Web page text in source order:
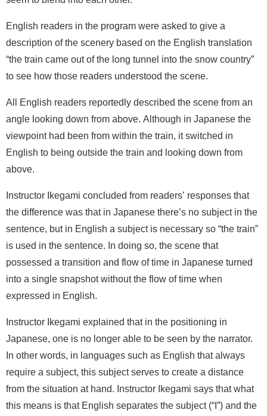
English readers in the program were asked to give a
description of the scenery based on the English translation
“the train came out of the long tunnel into the snow country”
to see how those readers understood the scene.
All English readers reportedly described the scene from an
angle looking down from above. Although in Japanese the
viewpoint had been from within the train, it switched in
English to being outside the train and looking down from
above.
Instructor Ikegami concluded from readers’ responses that
the difference was that in Japanese there’s no subject in the
sentence, but in English a subject is necessary so “the train”
is used in the sentence. In doing so, the scene that
possessed a transition and flow of time in Japanese turned
into a single snapshot without the flow of time when
expressed in English.
Instructor Ikegami explained that in the positioning in
Japanese, one is no longer able to be seen by the narrator.
In other words, in languages such as English that always
require a subject, this subject serves to create a distance
from the situation at hand. Instructor Ikegami says that what
this means is that English separates the subject (“I”) and the